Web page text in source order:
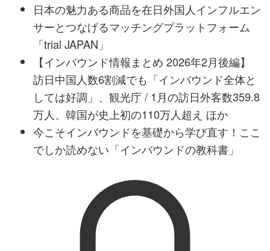
日本の魅力ある商品を在日外国人インフルエン
サーとつなげるマッチングプラットフォーム
「trial JAPAN」
【インバウンド情報まとめ 2026年2月後編】
訪日中国人数6割減でも「インバウンド全体と
しては好調」、観光庁 / 1月の訪日外客数359.8
万人、韓国が史上初の110万人超え ほか
今こそインバウンドを基礎から学び直す！ここ
でしか読めない「インバウンドの教科書」